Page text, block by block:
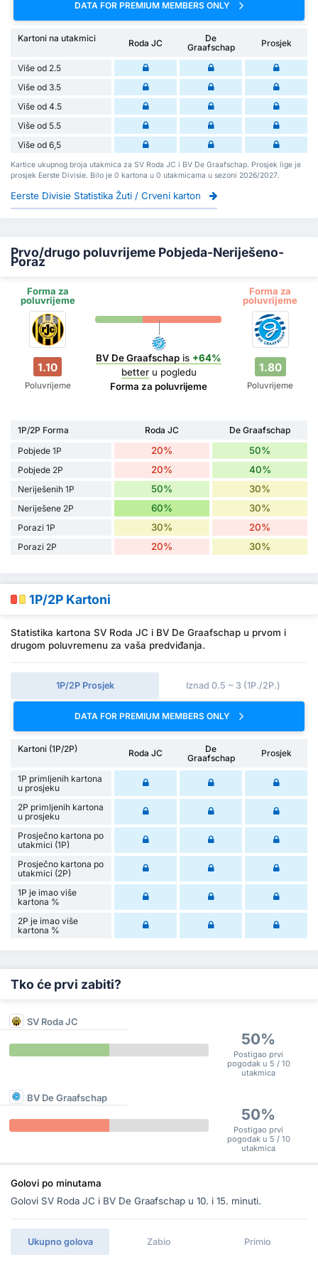
DATA FOR PREMIUM MEMBERS ONLY
Kartoni na utakmici Roda JC
De
Graafschap
Prosjek
Više od 2.5
Više od 3.5
Više od 4.5
Više od 5.5
Više od 6,5
Kartice ukupnog broja utakmica za SV Roda JC i BV De Graafschap. Prosjek lige je
prosjek Eerste Divisie. Bilo je 0 kartona u 0 utakmicama u sezoni 2026/2027.
Eerste Divisie Statistika Žuti / Crveni karton
Prvo/drugo poluvrijeme Pobjeda-Neriješeno-
Poraz
Forma za
poluvrijeme
Forma za
poluvrijeme
1.10
Poluvrijeme
BV De Graafschap is +64%
betteru pogledu
Forma za poluvrijeme
1.80
Poluvrijeme
1P/2P Forma Roda JC
De Graafschap
Pobjede 1P
20% 50%
Pobjede 2P 20% 40%
Neriješenih 1P 50% 30%
Neriješene 2P 60% 30%
Porazi 1P 30% 20%
Porazi 2P 20% 30%
1P/2P Kartoni
Statistika kartona SV Roda JC i BV De Graafschap u prvom i
drugom poluvremenu za vaša predviđanja.
1P/2P Prosjek Iznad 0.5 ~ 3 (1P./2P.)
DATA FOR PREMIUM MEMBERS ONLY
Kartoni (1P/2P) Roda JC
De
Graafschap
Prosjek
1P primljenih kartona
u prosjeku
2P primljenih kartona
u prosjeku
Prosječno kartona po
utakmici (1P)
Prosječno kartona po
utakmici (2P)
1P je imao više
kartona %
2P je imao više
kartona %
Tko će prvi zabiti?
SV Roda JC
50%
Postigao prvi
pogodak u 5 / 10
utakmica
BV De Graafschap
50%
Postigao prvi
pogodak u 5 / 10
utakmica
Golovi po minutama
Golovi SV Roda JC i BV De Graafschap u 10. i 15. minuti.
Ukupno golova Zabio Primio